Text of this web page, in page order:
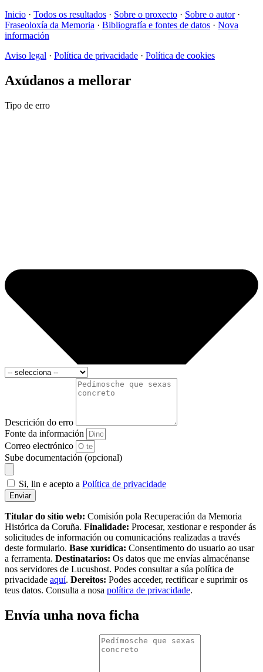
Inicio · Todos os resultados · Sobre o proxecto · Sobre o autor·
Fraseoloxía da Memoria · Bibliografía e fontes de datos · Nova
información
Aviso legal · Política de privacidade · Política de cookies
Axúdanos a mellorar
Tipo de erro
Descrición do erro
Fonte da información
Correo electrónico
Sube documentación (opcional)
Si, lin e acepto a Política de privacidade
Enviar
Titular do sitio web: Comisión pola Recuperación da Memoria
Histórica da Coruña. Finalidade: Procesar, xestionar e responder ás
solicitudes de información ou comunicacións realizadas a través
deste formulario. Base xurídica: Consentimento do usuario ao usar
a ferramenta. Destinatarios: Os datos que me envías almacénanse
nos servidores de Lucushost. Podes consultar a súa política de
privacidade aquí. Dereitos: Podes acceder, rectificar e suprimir os
teus datos. Consulta a nosa política de privacidade.
Envía unha nova ficha